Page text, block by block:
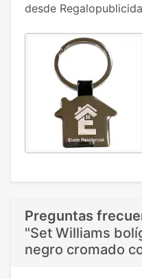
desde
Preguntas
"Set Williams
negro cromado